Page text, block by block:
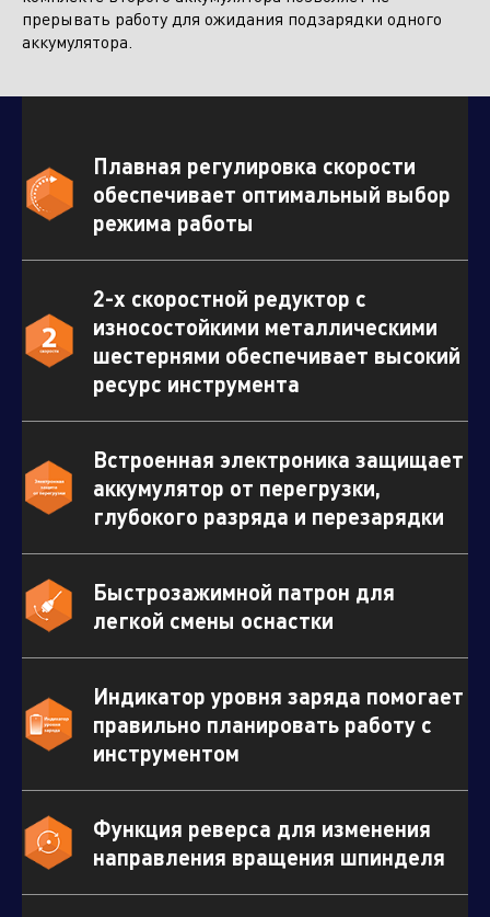
прерывать работу для ожидания подзарядки одного
аккумулятора.
Плавная регулировка скорости
обеспечивает оптимальный выбор
режима работы
2-х скоростной редуктор с
износостойкими металлическими
шестернями обеспечивает высокий
ресурс инструмента
Встроенная электроника защищает
аккумулятор от перегрузки,
глубокого разряда и перезарядки
Быстрозажимной патрон для
легкой смены оснастки
Индикатор уровня заряда помогает
правильно планировать работу с
инструментом
Функция реверса для изменения
направления вращения шпинделя